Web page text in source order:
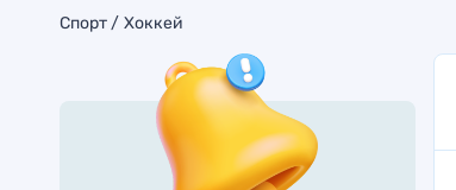
Спорт Хоккей